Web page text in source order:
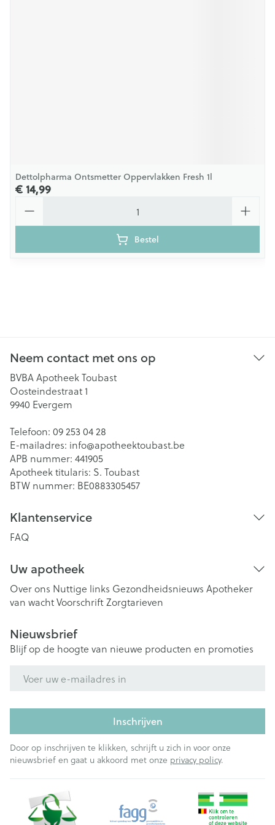
Dettolpharma Ontsmetter Oppervlakken Fresh 1l
€ 14,99
Bestel
Neem contact met ons op
BVBA Apotheek Toubast
Oosteindestraat 1
9940 Evergem
Telefoon: 09 253 04 28
E-mailadres: info@apotheektoubast.be
APB nummer: 441905
Apotheek titularis: S. Toubast
BTW nummer: BE0883305457
Klantenservice
FAQ
Uw apotheek
Over ons Nuttige links Gezondheidsnieuws Apotheker
van wachtVoorschriftZorgtarieven
Nieuwsbrief
Blijf op de hoogte van nieuwe producten en promoties
Inschrijven
Door op inschrijven te klikken, schrijft u zich in voor onze
nieuwsbrief en gaat u akkoord met onze privacy policy.